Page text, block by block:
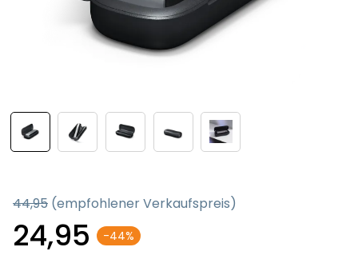
44,95 (empfohlener Verkaufspreis)
24,95 -44%